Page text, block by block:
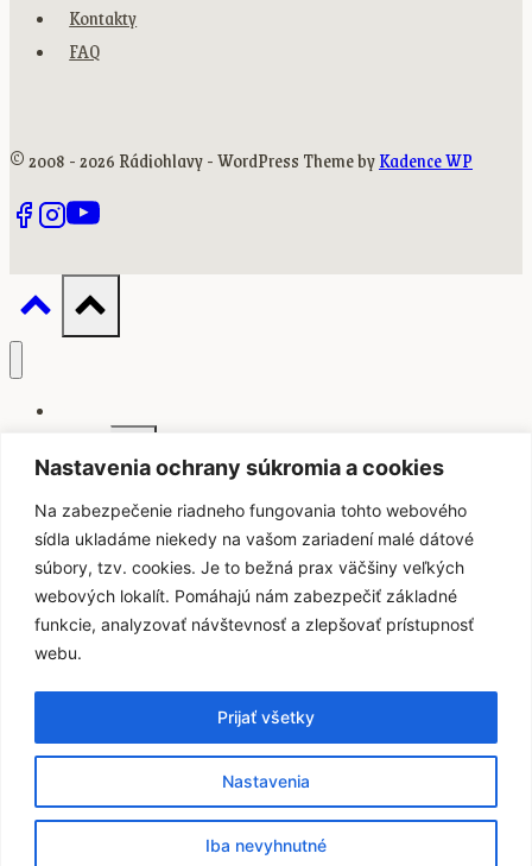
Nastavenia ochrany súkromia a cookies
Na zabezpečenie riadneho fungovania tohto webového
sídla ukladáme niekedy na vašom zariadení malé dátové
súbory, tzv. cookies. Je to bežná prax väčšiny veľkých
webových lokalít. Pomáhajú nám zabezpečiť základné
funkcie, analyzovať návštevnosť a zlepšovať prístupnosť
webu.
Nastavenia
Iba nevyhnutné
Prijať všetky
Kontakty
FAQ
© 2008 - 2026 Rádiohlavy - WordPress Theme byKadence WP
Toggle
child
menu
O Radio_Head Awards
Prehľad víťazov
Prehľad longlistov a nominácií
Porotcovia
Záznamy z odovzdávaní
Kategórie
Toggle
Ocenenie Nadácie AI
FAQ